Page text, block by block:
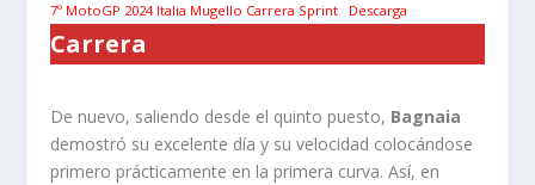
7º MotoGP 2024 Italia Mugello Carrera Sprint Descarga
Carrera
De nuevo, saliendo desde el quinto puesto, Bagnaia
demostró su excelente día y su velocidad colocándose
primero prácticamente en la primera curva. Así, en